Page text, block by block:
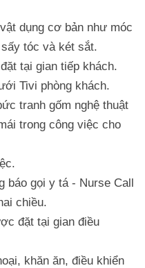
dụng cơ bản như móc
tóc và két sắt.
tại gian tiếp khách.
Tivi phòng khách.
tranh gốm nghệ thuật
trong công việc cho
báo gọi y tá - Nurse Call
chiều.
đặt tại gian điều
khăn ăn, điều khiển